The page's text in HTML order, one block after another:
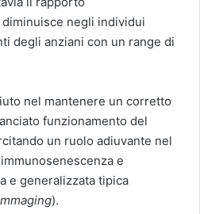
diminuisce negli individui
degli anziani con un range di
nel mantenere un corretto
funzionamento del
un ruolo adiuvante nel
e
e generalizzata tipica
).